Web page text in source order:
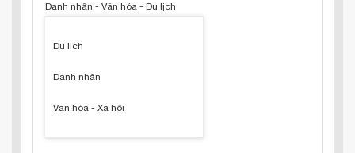
Danh nhân - Văn hóa - Du lịch
Du lịch
Danh nhân
Văn hóa - Xã hội